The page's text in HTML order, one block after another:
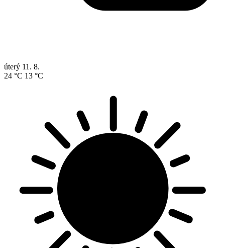
úterý 11. 8.
24 °C 13 °C